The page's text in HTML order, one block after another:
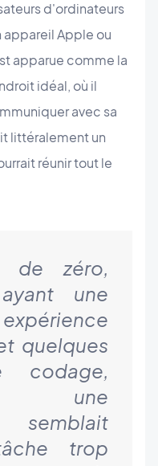
d'ordinateurs
appareil Apple ou
apparue comme la
idéal, où il
avec sa
littéralement un
réunir tout le
de zéro,
une
quelques
codage,
une
semblait
trop